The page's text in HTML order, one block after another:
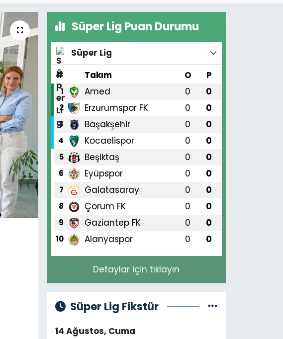
Süper Lig Puan Durumu
Süper Lig
#
Takım O P
1 Amed 0 0
2 Erzurumspor FK 0 0
3 Başakşehir 0 0
4 Kocaelispor 0 0
5 Beşiktaş 0 0
6 Eyüpspor 0 0
7 Galatasaray 0 0
8 Çorum FK 0 0
9 Gaziantep FK 0 0
10 Alanyaspor 0 0
Detaylar için tıklayın
Süper Lig Fikstür
14 Ağustos, Cuma